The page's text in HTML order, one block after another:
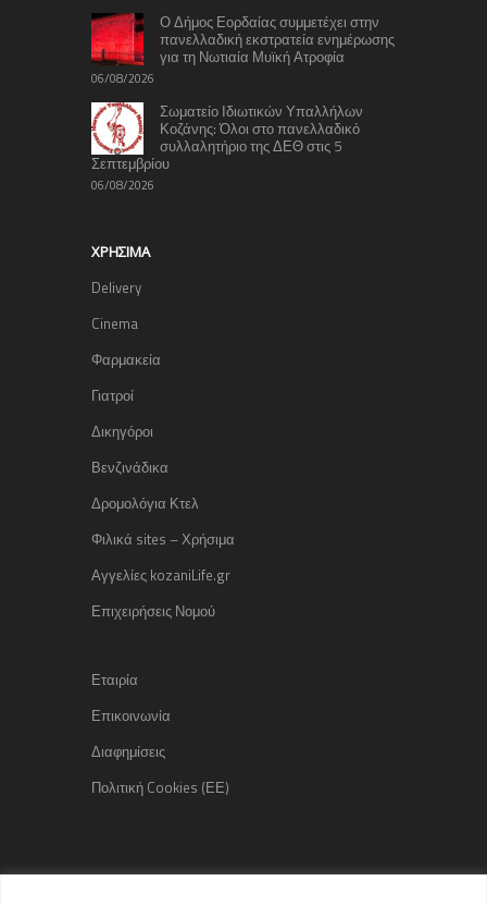
Ο Δήμος Εορδαίας συμμετέχει στην
πανελλαδική εκστρατεία ενημέρωσης
για τη Νωτιαία Μυϊκή Ατροφία
06/08/2026
Σωματείο Ιδιωτικών Υπαλλήλων
Κοζάνης: Όλοι στο πανελλαδικό
συλλαλητήριο της ΔΕΘ στις 5
Σεπτεμβρίου
06/08/2026
ΧΡΉΣΙΜΑ
Delivery
Cinema
Φαρμακεία
Γιατροί
Δικηγόροι
Βενζινάδικα
Δρομολόγια Κτελ
Φιλικά sites – Χρήσιμα
Αγγελίες kozaniLife.gr
Επιχειρήσεις Νομού
Εταιρία
Επικοινωνία
Διαφημίσεις
Πολιτική Cookies (ΕΕ)